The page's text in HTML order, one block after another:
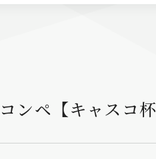
ンペ【キャスコ